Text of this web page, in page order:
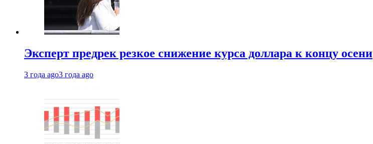
Эксперт предрек резкое снижение курса доллара к концу осени
3 года ago3 года ago